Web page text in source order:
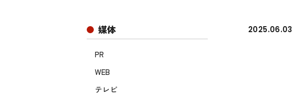
媒体
PR
WEB
テレビ
2025.06.03